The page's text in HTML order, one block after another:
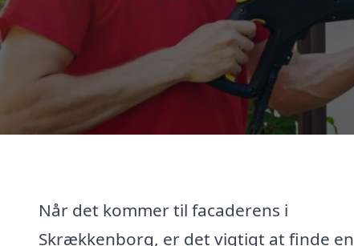
Når det kommer til facaderens i
Skrækkenborg, er det vigtigt at finde en